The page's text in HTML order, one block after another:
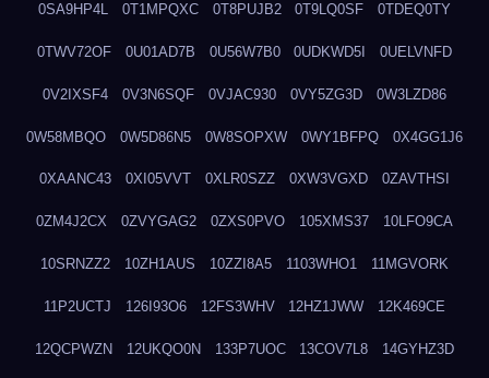
0SA9HP4L 0T1MPQXC 0T8PUJB2 0T9LQ0SF 0TDEQ0TY
0TWV72OF 0U01AD7B 0U56W7B0 0UDKWD5I 0UELVNFD
0V2IXSF4 0V3N6SQF 0VJAC930 0VY5ZG3D 0W3LZD86
0W58MBQO 0W5D86N5 0W8SOPXW 0WY1BFPQ 0X4GG1J6
0XAANC43 0XI05VVT 0XLR0SZZ 0XW3VGXD 0ZAVTHSI
0ZM4J2CX 0ZVYGAG2 0ZXS0PVO 105XMS37 10LFO9CA
10SRNZZ2 10ZH1AUS 10ZZI8A5 1103WHO1 11MGVORK
11P2UCTJ 126I93O6 12FS3WHV 12HZ1JWW 12K469CE
12QCPWZN 12UKQO0N 133P7UOC 13COV7L8 14GYHZ3D